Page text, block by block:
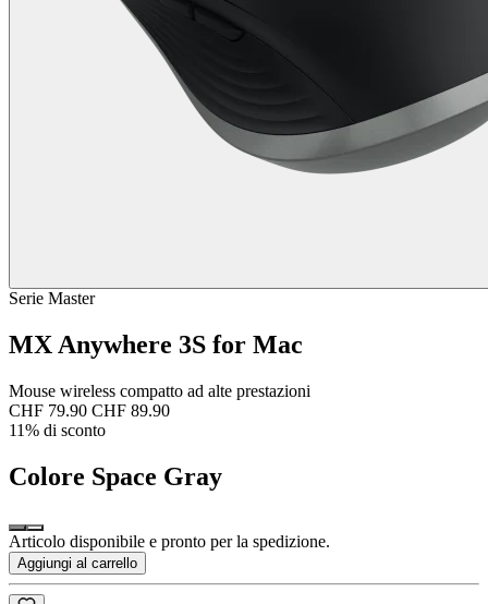
Serie Master
MX Anywhere 3S for Mac
Mouse wireless compatto ad alte prestazioni
CHF 79.90 CHF 89.90
11% di sconto
Colore Space Gray
Articolo disponibile e pronto per la spedizione.
Aggiungi al carrello